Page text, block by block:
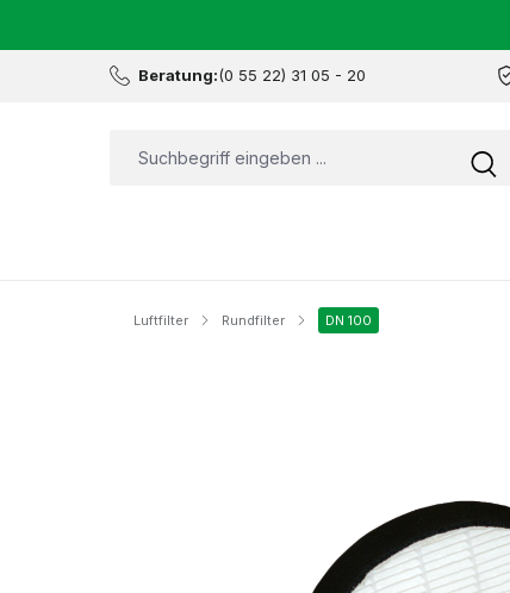
Beratung:(0 55 22) 31 05 - 20
Luftfilter Rundfilter DN 100